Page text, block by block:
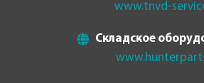
www.tnvd-
Складское